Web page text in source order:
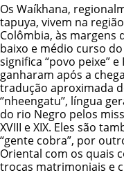
Os Waíkhana,
tapuya, vivem na
Colômbia, às margens
baixo e médio curso
significa “povo peixe”
ganharam após a
tradução aproximada
‘’nheengatu’’, língua
do rio Negro pelos
XVIII e XIX. Eles são
“gente cobra”, por
Oriental com os quais
trocas matrimoniais e